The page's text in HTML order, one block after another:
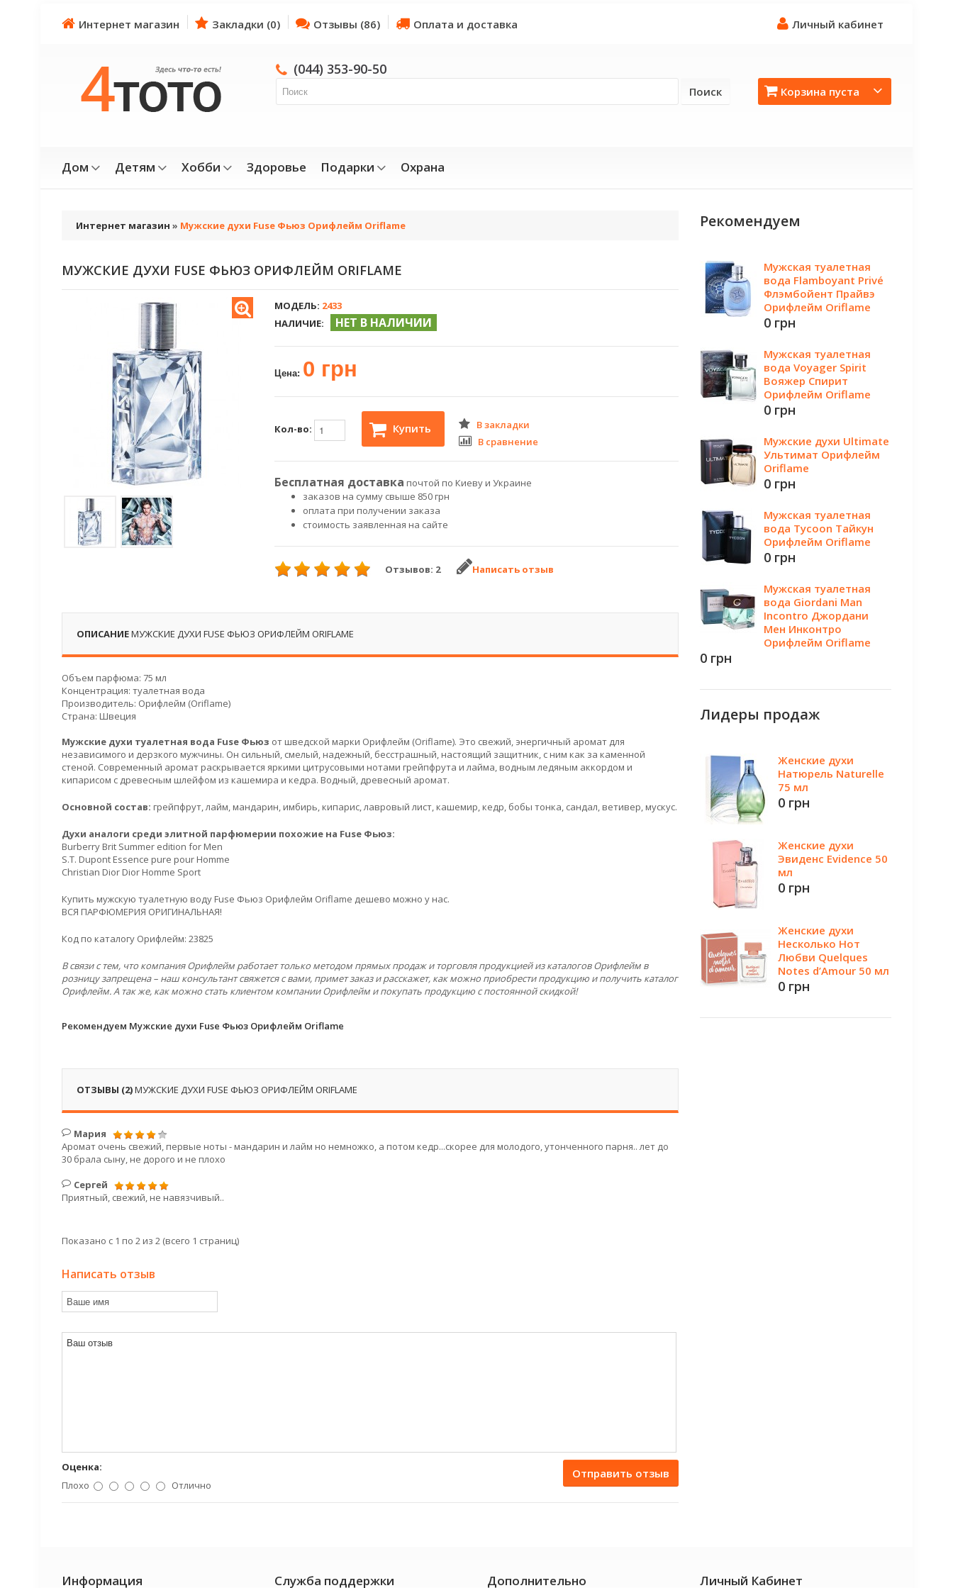
Интернет магазин Закладки (0) Отзывы (86) Оплата и доставка Личный кабинет
Корзина пуста
(044) 353-90-50
Поиск
Дом Детям Хобби Здоровье Подарки Охрана
Интернет магазин » Мужские духи Fuse Фьюз Орифлейм Oriflame
МУЖСКИЕ ДУХИ FUSE ФЬЮЗ ОРИФЛЕЙМ ORIFLAME
МОДЕЛЬ: 2433
НАЛИЧИЕ:
НЕТ В НАЛИЧИИ
Цена: 0 грн
Кол-во: Купить
В закладки
В сравнение
Бесплатная доставка почтой по Киеву и Украине
заказов на сумму свыше 850 грн
оплата при получении заказа
стоимость заявленная на сайте
Отзывов: 2 Написать отзыв
ОПИСАНИЕМУЖСКИЕ ДУХИ FUSE ФЬЮЗ ОРИФЛЕЙМ ORIFLAME
Объем парфюма: 75 мл
Концентрация: туалетная вода
Производитель: Орифлейм (Oriflame)
Страна: Швеция
Мужские духи туалетная вода Fuse Фьюз от шведской марки Орифлейм (Oriflame). Это свежий, энергичный аромат для
независимого и дерзкого мужчины. Он сильный, смелый, надежный, бесстрашный, настоящий защитник, с ним как за каменной
стеной. Современный аромат раскрывается яркими цитрусовыми нотами грейпфрута и лайма, водным ледяным аккордом и
кипарисом с древесным шлейфом из кашемира и кедра. Водный, древесный аромат.
Основной состав: грейпфрут, лайм, мандарин, имбирь, кипарис, лавровый лист, кашемир, кедр, бобы тонка, сандал, ветивер, мускус.
Духи аналоги среди элитной парфюмерии похожие на Fuse Фьюз:
Burberry Brit Summer edition for Men
S.T. Dupont Essence pure pour Homme
Christian Dior Dior Homme Sport
Купить мужскую туалетную воду Fuse Фьюз Орифлейм Oriflame дешево можно у нас.
ВСЯ ПАРФЮМЕРИЯ ОРИГИНАЛЬНАЯ!
Код по каталогу Орифлейм: 23825
В связи с тем, что компания Орифлейм работает только методом прямых продаж и торговля продукцией из каталогов Орифлейм в
розницу запрещена – наш консультант свяжется с вами, примет заказ и расскажет, как можно приобрести продукцию и получить каталог
Орифлейм. А так же, как можно стать клиентом компании Орифлейм и покупать продукцию с постоянной скидкой!
Рекомендуем Мужские духи Fuse Фьюз Орифлейм Oriflame
ОТЗЫВЫ (2)МУЖСКИЕ ДУХИ FUSE ФЬЮЗ ОРИФЛЕЙМ ORIFLAME
Мария
Аромат очень свежий, первые ноты - мандарин и лайм но немножко, а потом кедр...скорее для молодого, утонченного парня.. лет до
30 брала сыну, не дорого и не плохо
Сергей
Приятный, свежий, не навязчивый..
Показано с 1 по 2 из 2 (всего 1 страниц)
Написать отзыв
Отправить отзыв
Оценка:
Плохо
Отлично
Рекомендуем
Мужская туалетная
вода Flamboyant Privé
Флэмбойент Прайвэ
Орифлейм Oriflame
0 грн
Мужская туалетная
вода Voyager Spirit
Вояжер Спирит
Орифлейм Oriflame
0 грн
Мужские духи Ultimate
Ультимат Орифлейм
Oriflame
0 грн
Мужская туалетная
вода Tycoon Тайкун
Орифлейм Oriflame
0 грн
Мужская туалетная
вода Giordani Man
Incontro Джордани
Мен Инконтро
Орифлейм Oriflame
0 грн
Лидеры продаж
Женские духи
Натюрель Naturelle
75 мл
0 грн
Женские духи
Эвиденс Evidence 50
мл
0 грн
Женские духи
Несколько Нот
Любви Quelques
Notes d’Amour 50 мл
0 грн
Информация Служба поддержки Дополнительно Личный Кабинет